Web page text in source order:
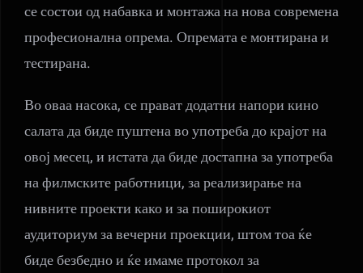
се состои од набавка и монтажа на нова современа
професионална опрема. Опремата е монтирана и
тестирана.
Во оваа насока, се прават додатни напори кино
салата да биде пуштена во употреба до крајот на
овој месец, и истата да биде достапна за употреба
на филмските работници, за реализирање на
нивните проекти како и за поширокиот
аудиториум за вечерни проекции, штом тоа ќе
биде безбедно и ќе имаме протокол за